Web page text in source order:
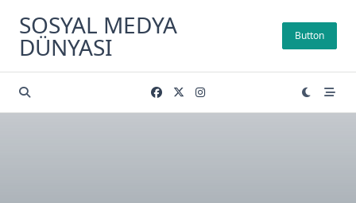
content
SOSYAL MEDYA
DÜNYASI Button